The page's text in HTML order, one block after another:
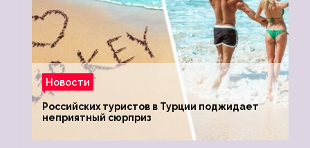
Новости
Российских туристов в Турции поджидает
неприятный сюрприз